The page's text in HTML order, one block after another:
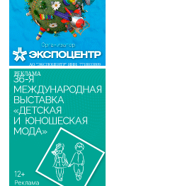
АО "ЭКСПОЦЕНТР" ИНН: 7718033809
РЕКЛАМА